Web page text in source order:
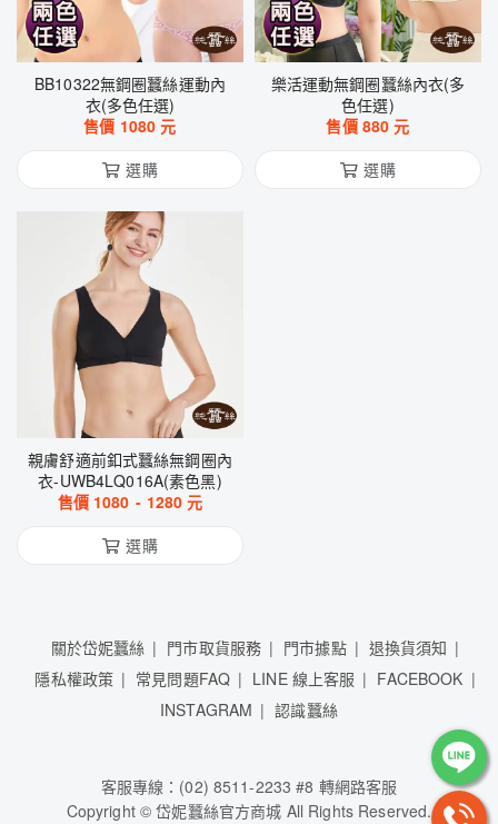
BB10322無鋼圈蠶絲運動內
衣(多色任選)
售價 1080 元
選購
樂活運動無鋼圈蠶絲內衣(多
色任選)
售價 880 元
選購
親膚舒適前釦式蠶絲無鋼圈內
衣-UWB4LQ016A(素色黑)
售價 1080 - 1280 元
選購
關於岱妮蠶絲 門市取貨服務 門市據點
退換貨須知
隱私權政策
常見問題FAQ LINE 線上客服
FACEBOOK
INSTAGRAM
認識蠶絲
客服專線：(02) 8511-2233 #8 轉網路客服
Copyright © 岱妮蠶絲官方商城 All Rights Reserved.